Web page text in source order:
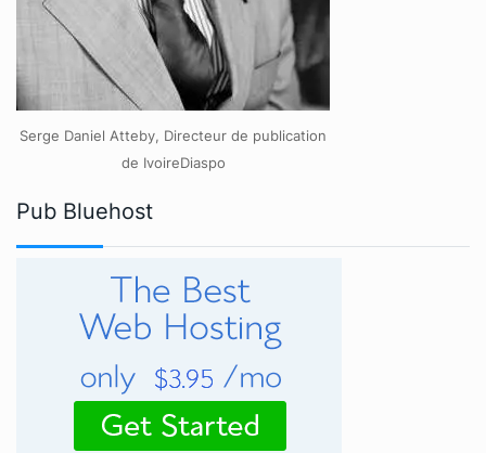
Serge Daniel Atteby, Directeur de publication
de IvoireDiaspo
Pub Bluehost